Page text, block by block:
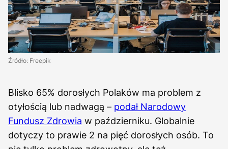
Źródło: Freepik
Blisko 65% dorosłych Polaków ma problem z
otyłością lub nadwagą – podał Narodowy
Fundusz Zdrowia w październiku. Globalnie
dotyczy to prawie 2 na pięć dorosłych osób. To